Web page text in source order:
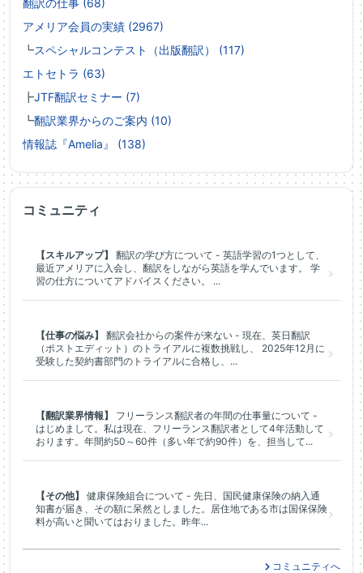
翻訳の仕事 (68)
アメリア会員の実績 (2967)
┗スペシャルコンテスト（出版翻訳） (117)
エトセトラ (63)
┣JTF翻訳セミナー (7)
┗翻訳業界からのご案内 (10)
情報誌『Amelia』 (138)
コミュニティ
【スキルアップ】
翻訳の学び方について - 英語学習の1つとして、
最近アメリアに入会し、翻訳をしながら英語を学んでいます。 学
習の仕方についてアドバイスください。 ...
【仕事の悩み】
翻訳会社からの案件が来ない - 現在、英日翻訳
（ポストエディット）のトライアルに複数挑戦し、 2025年12月に
受験した契約書部門のトライアルに合格し、...
【翻訳業界情報】
フリーランス翻訳者の年間の仕事量について -
はじめまして。私は現在、フリーランス翻訳者として4年活動して
おります。年間約50～60件（多い年で約90件）を、担当して...
【その他】
健康保険組合について - 先日、国民健康保険の納入通
知書が届き、その額に呆然としました。居住地である市は国保保険
料が高いと聞いてはおりました。昨年...
コミュニティへ